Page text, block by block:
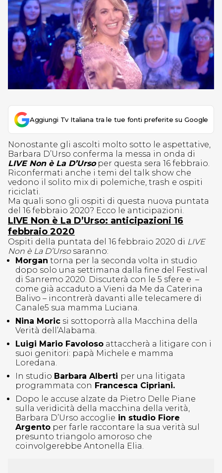
Aggiungi Tv Italiana tra le tue fonti preferite su Google
Nonostante gli ascolti molto sotto le aspettative,
Barbara D’Urso conferma la messa in onda di
LIVE Non è La D’Ursoper questa sera 16 febbraio.
Riconfermati anche i temi del talk show che
vedono il solito mix di polemiche, trash e ospiti
riciclati.
Ma quali sono gli ospiti di questa nuova puntata
del 16 febbraio 2020? Ecco le anticipazioni.
LIVE Non è La D’Urso: anticipazioni 16
febbraio 2020
Ospiti della puntata del 16 febbraio 2020 di LIVE
Non è La D’Urso saranno:
Morgan torna per la seconda volta in studio
dopo solo una settimana dalla fine del Festival
di Sanremo 2020. Discuterà con le 5 sfere e –
come già accaduto a Vieni da Me da Caterina
Balivo – incontrerà davanti alle telecamere di
Canale5 sua mamma Luciana.
Nina Moric si sottoporrà alla Macchina della
Verità dell’Alabama.
Luigi Mario Favoloso attaccherà a litigare con i
suoi genitori: papà Michele e mamma
Loredana.
In studio Barbara Alberti per una litigata
programmata con Francesca Cipriani.
Dopo le accuse alzate da Pietro Delle Piane
sulla veridicità della macchina della verità,
Barbara D’Urso accoglie in studio Fiore
Argento per farle raccontare la sua verità sul
presunto triangolo amoroso che
coinvolgerebbe Antonella Elia.